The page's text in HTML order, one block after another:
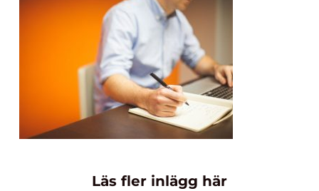
Läs fler inlägg här